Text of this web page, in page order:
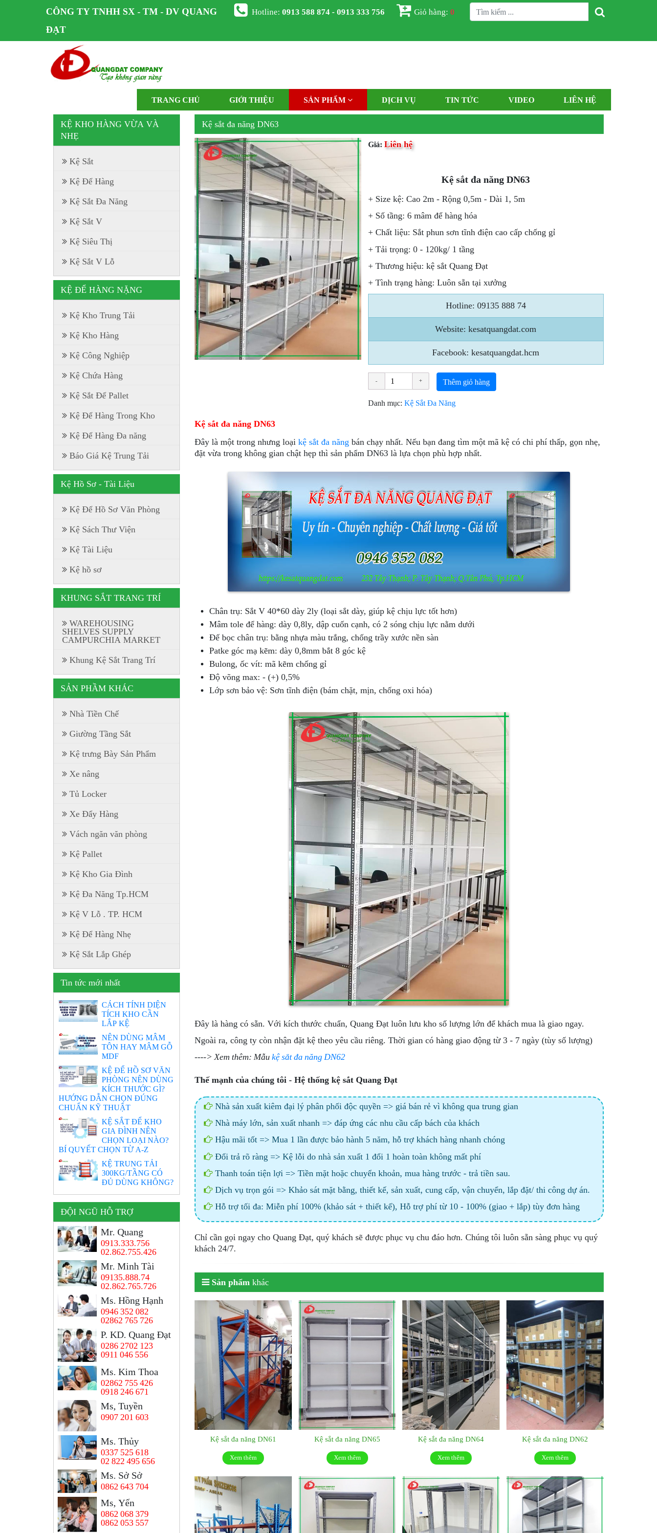
CÔNG TY TNHH SX - TM - DV QUANG
ĐẠT
Hotline:0913 588 874 - 0913 333 756 Giỏ hàng:0
TRANG CHỦ GIỚI THIỆU SẢN PHẨM DỊCH VỤ TIN TỨC VIDEO LIÊN HỆ
Kệ sắt đa năng DN63
Giá: Liên hệ
Kệ sắt đa năng DN63
+ Size kệ: Cao 2m - Rộng 0,5m - Dài 1, 5m
+ Số tầng: 6 mâm để hàng hóa
+ Chất liệu: Sắt phun sơn tĩnh điện cao cấp chống gỉ
+ Tải trọng: 0 - 120kg/ 1 tầng
+ Thương hiệu: kệ sắt Quang Đạt
+ Tình trạng hàng: Luôn sẵn tại xưởng
Hotline: 09135 888 74
Website: kesatquangdat.com
Facebook: kesatquangdat.hcm
Thêm giỏ hàng
Danh mục: Kệ Sắt Đa Năng
Kệ sắt đa năng DN63
Đây là một trong nhưng loạikệ sắt đa năng bán chạy nhất. Nếu bạn đang tìm một mã kệ có chi phí thấp, gọn nhẹ,
đặt vừa trong không gian chật hẹp thì sản phẩm DN63 là lựa chọn phù hợp nhất.
Chân trụ: Sắt V 40*60 dày 2ly (loại sắt dày, giúp kệ chịu lực tốt hơn)
Mâm tole để hàng: dày 0,8ly, dập cuốn cạnh, có 2 sóng chịu lực nằm dưới
Đế bọc chân trụ: bằng nhựa màu trắng, chống trầy xước nền sàn
Patke góc mạ kẽm: dày 0,8mm bắt 8 góc kệ
Bulong, ốc vít: mã kẽm chống gỉ
Độ võng max: - (+) 0,5%
Lớp sơn bảo vệ: Sơn tĩnh điện (bám chặt, mịn, chống oxi hóa)
Đây là hàng có sẵn. Với kích thước chuẩn, Quang Đạt luôn lưu kho số lượng lớn để khách mua là giao ngay.
Ngoài ra, công ty còn nhận đặt kệ theo yêu cầu riêng. Thời gian có hàng giao động từ 3 - 7 ngày (tùy số lượng)
----> Xem thêm: Mẫukệ sắt đa năng DN62
Thế mạnh của chúng tôi - Hệ thống kệ sắt Quang Đạt
Nhà sản xuất kiêm đại lý phân phối độc quyền => giá bán rẻ vì không qua trung gian
Nhà máy lớn, sản xuất nhanh => đáp ứng các nhu cầu cấp bách của khách
Hậu mãi tốt => Mua 1 lần được bảo hành 5 năm, hỗ trợ khách hàng nhanh chóng
Đổi trả rõ ràng => Kệ lỗi do nhà sản xuất 1 đổi 1 hoàn toàn không mất phí
Thanh toán tiện lợi => Tiền mặt hoặc chuyển khoản, mua hàng trước - trả tiền sau.
Dịch vụ trọn gói => Khảo sát mặt bằng, thiết kế, sản xuất, cung cấp, vận chuyển, lắp đặt/ thi công dự án.
Hỗ trợ tối đa: Miễn phí 100% (khảo sát + thiết kế), Hỗ trợ phí từ 10 - 100% (giao + lắp) tùy đơn hàng
Chỉ cần gọi ngay cho Quang Đạt, quý khách sẽ được phục vụ chu đáo hơn. Chúng tôi luôn sẵn sàng phục vụ quý
khách 24/7.
Sản phẩm khác
Kệ sắt đa năng DN61
Xem thêm
Kệ sắt đa năng DN65
Xem thêm
Kệ sắt đa năng DN64
Xem thêm
Kệ sắt đa năng DN62
Xem thêm
KỆ KHO HÀNG VỪA VÀ
NHẸ
Kệ Sắt
Kệ Để Hàng
Kệ Sắt Đa Năng
Kệ Sắt V
Kệ Siêu Thị
Kệ Sắt V Lỗ
KỆ ĐỂ HÀNG NẶNG
Kệ Kho Trung Tải
Kệ Kho Hàng
Kệ Công Nghiệp
Kệ Chứa Hàng
Kệ Sắt Để Pallet
Kệ Để Hàng Trong Kho
Kệ Để Hàng Đa năng
Báo Giá Kệ Trung Tải
Kệ Hồ Sơ - Tài Liệu
Kệ Để Hồ Sơ Văn Phòng
Kệ Sách Thư Viện
Kệ Tài Liệu
Kệ hồ sơ
KHUNG SẮT TRANG TRÍ
WAREHOUSING
SHELVES SUPPLY
CAMPURCHIA MARKET
Khung Kệ Sắt Trang Trí
SẢN PHẦM KHÁC
Nhà Tiền Chế
Giường Tầng Sắt
Kệ trưng Bày Sản Phẩm
Xe nâng
Tủ Locker
Xe Đẩy Hàng
Vách ngăn văn phòng
Kệ Pallet
Kệ Kho Gia Đình
Kệ Đa Năng Tp.HCM
Kệ V Lỗ . TP. HCM
Kệ Để Hàng Nhẹ
Kệ Sắt Lắp Ghép
Tin tức mới nhất
CÁCH TÍNH DIỆN
TÍCH KHO CẦN
LẮP KỆ
NÊN DÙNG MÂM
TÔN HAY MÂM GỖ
MDF
KỆ ĐỂ HỒ SƠ VĂN
PHÒNG NÊN DÙNG
KÍCH THƯỚC GÌ?
HƯỚNG DẪN CHỌN ĐÚNG
CHUẨN KỸ THUẬT
KỆ SẮT ĐỂ KHO
GIA ĐÌNH NÊN
CHỌN LOẠI NÀO?
BÍ QUYẾT CHỌN TỪ A-Z
KỆ TRUNG TẢI
300KG/TẦNG CÓ
ĐỦ DÙNG KHÔNG?
ĐỘI NGŨ HỖ TRỢ
Mr. Quang
0913.333.756
02.862.755.426
Mr. Minh Tài
09135.888.74
02.862.765.726
Ms. Hồng Hạnh
0946 352 082
02862 765 726
P. KD. Quang Đạt
0286 2702 123
0911 046 556
Ms. Kim Thoa
02862 755 426
0918 246 671
Ms, Tuyền
0907 201 603
Ms. Thủy
0337 525 618
02 822 495 656
Ms. Sở Sở
0862 643 704
Ms, Yến
0862 068 379
0862 053 557